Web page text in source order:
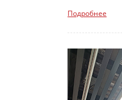
Подробнее